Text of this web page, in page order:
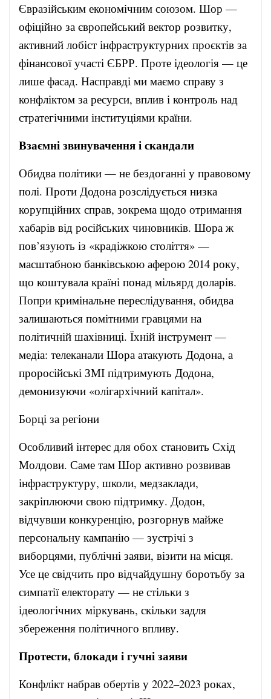
Євразійським економічним союзом. Шор —
офіційно за європейський вектор розвитку,
активний лобіст інфраструктурних проєктів за
фінансової участі ЄБРР. Проте ідеологія — це
лише фасад. Насправді ми маємо справу з
конфліктом за ресурси, вплив і контроль над
стратегічними інституціями країни.
Взаємні звинувачення і скандали
Обидва політики — не бездоганні у правовому
полі. Проти Додона розслідується низка
корупційних справ, зокрема щодо отримання
хабарів від російських чиновників. Шора ж
пов’язують із «крадіжкою століття» —
масштабною банківською аферою 2014 року,
що коштувала країні понад мільярд доларів.
Попри кримінальне переслідування, обидва
залишаються помітними гравцями на
політичній шахівниці. Їхній інструмент —
медіа: телеканали Шора атакують Додона, а
проросійські ЗМІ підтримують Додона,
демонизуючи «олігархічний капітал».
Борці за регіони
Особливий інтерес для обох становить Схід
Молдови. Саме там Шор активно розвивав
інфраструктуру, школи, медзаклади,
закріплюючи свою підтримку. Додон,
відчувши конкуренцію, розгорнув майже
персональну кампанію — зустрічі з
виборцями, публічні заяви, візити на місця.
Усе це свідчить про відчайдушну боротьбу за
симпатії електорату — не стільки з
ідеологічних міркувань, скільки задля
збереження політичного впливу.
Протести, блокади і гучні заяви
Конфлікт набрав обертів у 2022–2023 роках,